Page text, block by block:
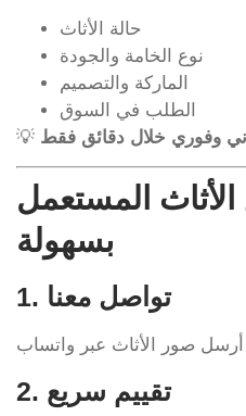
حالة الأثاث
نوع الخامة والجودة
الماركة والتصميم
الطلب في السوق
💡 وفوري خلال دقائق فقط
المستعمل
بسهولة
1. تواصل معنا
أرسل صور الأثاث عبر واتساب
2. تقييم سريع